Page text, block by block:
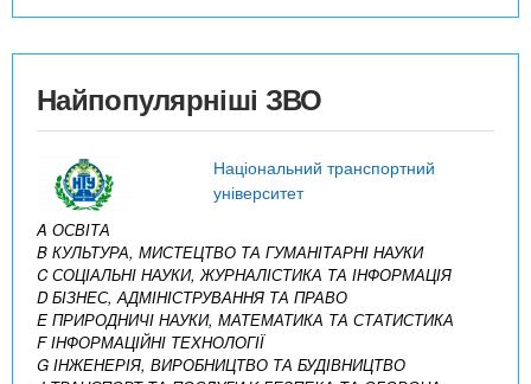
Найпопулярніші ЗВО
Національний транспортний
університет
A ОСВІТА
B КУЛЬТУРА, МИСТЕЦТВО ТА ГУМАНІТАРНІ НАУКИ
C СОЦІАЛЬНІ НАУКИ, ЖУРНАЛІСТИКА ТА ІНФОРМАЦІЯ
D БІЗНЕС, АДМІНІСТРУВАННЯ ТА ПРАВО
E ПРИРОДНИЧІ НАУКИ, МАТЕМАТИКА ТА СТАТИСТИКА
F ІНФОРМАЦІЙНІ ТЕХНОЛОГІЇ
G ІНЖЕНЕРІЯ, ВИРОБНИЦТВО ТА БУДІВНИЦТВО